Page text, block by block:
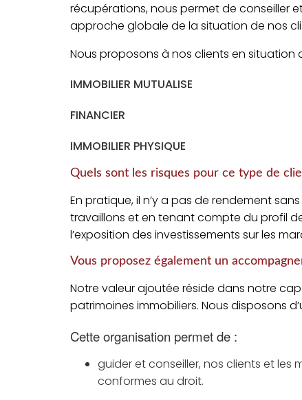
récupérations, nous permet de conseiller
approche globale de la situation de nos
Nous proposons à nos clients en situation
IMMOBILIER MUTUALISE
FINANCIER
IMMOBILIER PHYSIQUE
Quels sont les risques pour ce type de
En pratique, il n’y a pas de rendement
travaillons et en tenant compte du profil
l’exposition des investissements sur les
Vous proposez également un
Notre valeur ajoutée réside dans notre
patrimoines immobiliers. Nous disposons
Cette organisation permet de :
guider et conseiller, nos clients et les
conformes au droit.